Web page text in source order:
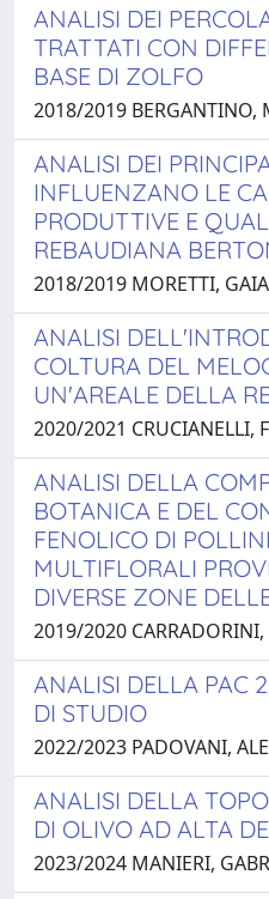
ANALISI DEI
TRATTATI CON
BASE DI ZOLFO
2018/2019 BERGANTINO,
ANALISI DEI
INFLUENZANO LE
PRODUTTIVE E
REBAUDIANA
2018/2019 MORETTI, GAIA
ANALISI
COLTURA DEL
UN'AREALE DELLA
2020/2021 CRUCIANELLI,
ANALISI DELLA
BOTANICA E DEL
FENOLICO DI
MULTIFLORALI
DIVERSE ZONE
2019/2020 CARRADORINI,
ANALISI DELLA PAC
DI STUDIO
2022/2023 PADOVANI,
ANALISI DELLA
DI OLIVO AD ALTA
2023/2024 MANIERI,